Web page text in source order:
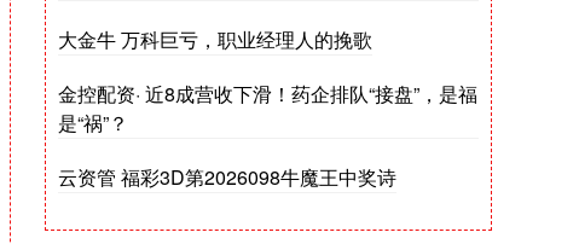
大金牛 万科巨亏，职业经理人的挽歌
金控配资· 近8成营收下滑！药企排队“接盘”，是福
是“祸”？
云资管 福彩3D第2026098牛魔王中奖诗